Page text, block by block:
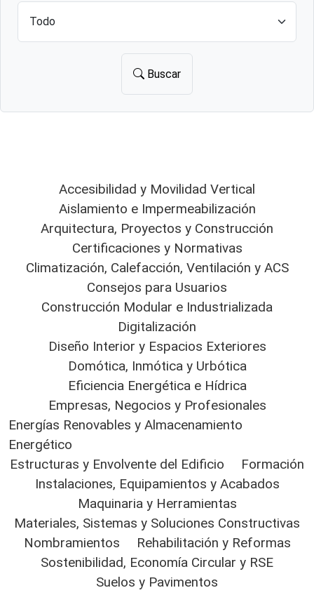
Buscar
Accesibilidad y Movilidad Vertical
Aislamiento e Impermeabilización
Arquitectura, Proyectos y Construcción
Certificaciones y Normativas
Climatización, Calefacción, Ventilación y ACS
Consejos para Usuarios
Construcción Modular e Industrializada
Digitalización
Diseño Interior y Espacios Exteriores
Domótica, Inmótica y Urbótica
Eficiencia Energética e Hídrica
Empresas, Negocios y Profesionales
Energías Renovables y Almacenamiento
Energético
Estructuras y Envolvente del Edificio
Formación
Instalaciones, Equipamientos y Acabados
Maquinaria y Herramientas
Materiales, Sistemas y Soluciones Constructivas
Nombramientos
Rehabilitación y Reformas
Sostenibilidad, Economía Circular y RSE
Suelos y Pavimentos